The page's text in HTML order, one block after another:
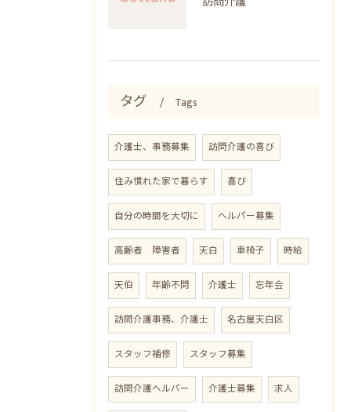
タグ Tags
介護士、事務募集 訪問介護の喜び
住み慣れた家で暮らす 喜び
自分の時間を大切に ヘルパー募集
高齢者 障害者 天白 車椅子 時給
天伯 年齢不問 介護士 忘年会
訪問介護事務、介護士 名古屋天白区
スタッフ補修 スタッフ募集
訪問介護ヘルパー 介護士募集 求人